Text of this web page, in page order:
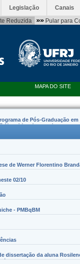
Legislação Canais
Reduzida »» Pular para
MAPA DO SITE
de Pós-Graduação em
Nanobiossistemas)
de Werner Florentino
02/10
- PMBqBM
dissertação da aluna